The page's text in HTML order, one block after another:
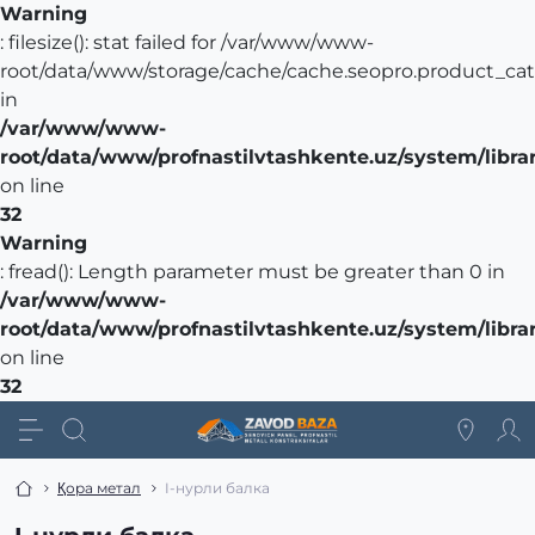
Warning
: filesize(): stat failed for /var/www/www-
root/data/www/storage/cache/
in
/var/www/www-
root/data/www/profnastilvtashkente.uz/system/
on line
32
Warning
: fread(): Length parameter must be greater than 0 in
/var/www/www-
root/data/www/profnastilvtashkente.uz/system/
on line
32
Қора метал I-нурли балка